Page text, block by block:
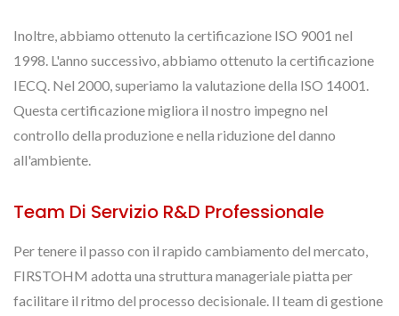
Inoltre, abbiamo ottenuto la certificazione ISO 9001 nel
1998. L'anno successivo, abbiamo ottenuto la certificazione
IECQ. Nel 2000, superiamo la valutazione della ISO 14001.
Questa certificazione migliora il nostro impegno nel
controllo della produzione e nella riduzione del danno
all'ambiente.
Team Di Servizio R&D Professionale
Per tenere il passo con il rapido cambiamento del mercato,
FIRSTOHM adotta una struttura manageriale piatta per
facilitare il ritmo del processo decisionale. Il team di gestione